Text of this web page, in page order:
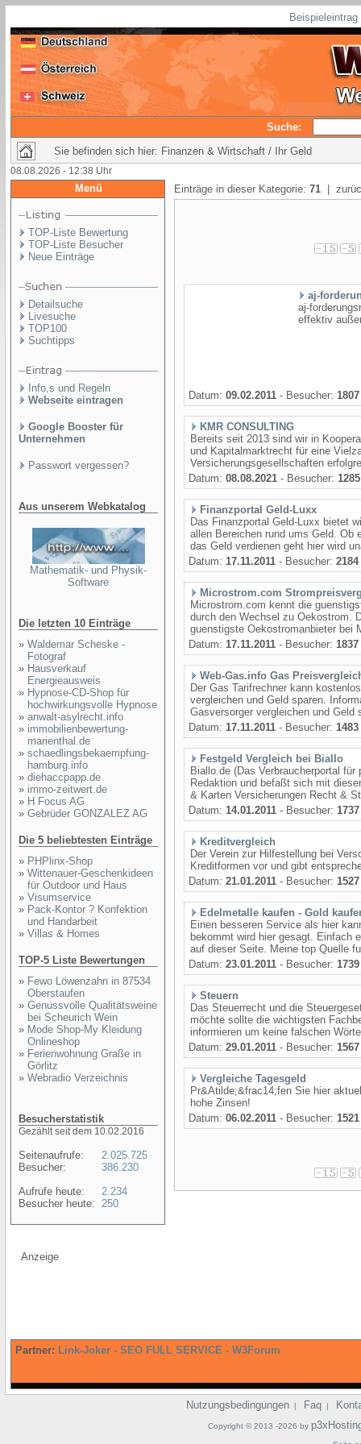
Suche:
Sie befinden sich hier: Finanzen & Wirtschaft / Ihr Geld
08.08.2026 - 12:38 Uhr
Menü
TOP-Liste Bewertung
TOP-Liste Besucher
Neue Einträge
Detailsuche
Livesuche
TOP100
Suchtipps
Info,s und Regeln
Webseite eintragen
Google Booster für
Unternehmen
Passwort vergessen?
Aus unserem Webkatalog
Mathematik- und Physik-
Software
Die letzten 10 Einträge
» Waldemar Scheske -
Fotograf
» Hausverkauf
Energieausweis
» Hypnose-CD-Shop für
hochwirkungsvolle Hypnose
» anwalt-asylrecht.info
» immobilienbewertung-
marienthal.de
» schaedlingsbekaempfung-
hamburg.info
» diehaccpapp.de
» immo-zeitwert.de
» H Focus AG
» Gebrüder GONZALEZ AG
Die 5 beliebtesten Einträge
» PHPlinx-Shop
» Wittenauer-Geschenkideen
für Outdoor und Haus
» Visumservice
» Pack-Kontor ? Konfektion
und Handarbeit
» Villas & Homes
TOP-5 Liste Bewertungen
» Fewo Löwenzahn in 87534
Oberstaufen
» Genussvolle Qualitätsweine
bei Scheurich Wein
» Mode Shop-My Kleidung
Onlineshop
» Ferienwohnung Graße in
Görlitz
» Webradio Verzeichnis
Besucherstatistik
Gezählt seit dem 10.02.2016
Seitenaufrufe:
Besucher:
Aufrufe heute:
Besucher heute:
2.025.725
386.230
2.234
250
Einträge in dieser Kategorie: 71 |
aj-
aj-
effektiv
Datum: 09.02.2011 - Besucher: 1807
KMR CONSULTING
Bereits seit 2013 sind wir in
und Kapitalmarktrecht für eine
Versicherungsgesellschaften
Datum: 08.08.2021 - Besucher: 1285
Finanzportal Geld-Luxx
Das Finanzportal Geld-Luxx bietet
allen Bereichen rund ums Geld. Ob
das Geld verdienen geht hier wird
Datum: 17.11.2011 - Besucher: 2184
Microstrom.com
Microstrom.com kennt die
durch den Wechsel zu Oekostrom.
guenstigste Oekostromanbieter bei
Datum: 17.11.2011 - Besucher: 1837
Web-Gas.info Gas
Der Gas Tarifrechner kann
vergleichen und Geld sparen.
Gasversorger vergleichen und Geld
Datum: 17.11.2011 - Besucher: 1483
Festgeld Vergleich bei Biallo
Biallo.de (Das Verbraucherportal
Redaktion und befaßt sich mit
& Karten Versicherungen Recht &
Datum: 14.01.2011 - Besucher: 1737
Kreditvergleich
Der Verein zur Hilfestellung bei
Kreditformen vor und gibt
Datum: 21.01.2011 - Besucher: 1527
Edelmetalle kaufen - Gold
Einen besseren Service als hier
bekommt wird hier gesagt. Einfach
auf dieser Seite. Meine top Quelle
Datum: 23.01.2011 - Besucher: 1739
Steuern
Das Steuerrecht und die
möchte sollte die wichtigsten
informieren um keine falschen
Datum: 29.01.2011 - Besucher: 1567
Vergleiche Tagesgeld
Pr&Atilde;&frac14;fen Sie hier
hohe Zinsen!
Datum: 06.02.2011 - Besucher: 1521
Anzeige
Partner: Link-Joker - SEO FULL SERVICE - W3Forum
Nutzungsbedingungen | Faq |
Copyright © 2013 -2026 by